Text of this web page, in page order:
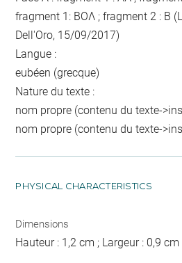
fragment 1: BOΛ ; fragment 2 : B
Dell'Oro, 15/09/2017)
Langue :
eubéen (grecque)
Nature du texte :
nom propre (contenu du texte-
nom propre (contenu du texte-
PHYSICAL CHARACTERISTICS
Dimensions
Hauteur : 1,2 cm ; Largeur : 0,9 cm